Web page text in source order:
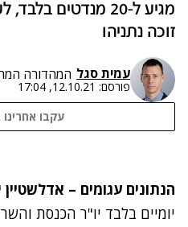
זוכה נתניהו
עמית סגל המהדורה
פורסם: 12.10.21, 17:04
עקבו אחרינו
הנתונים עגומים –
יומיים בלבד יו"ר הכנסת